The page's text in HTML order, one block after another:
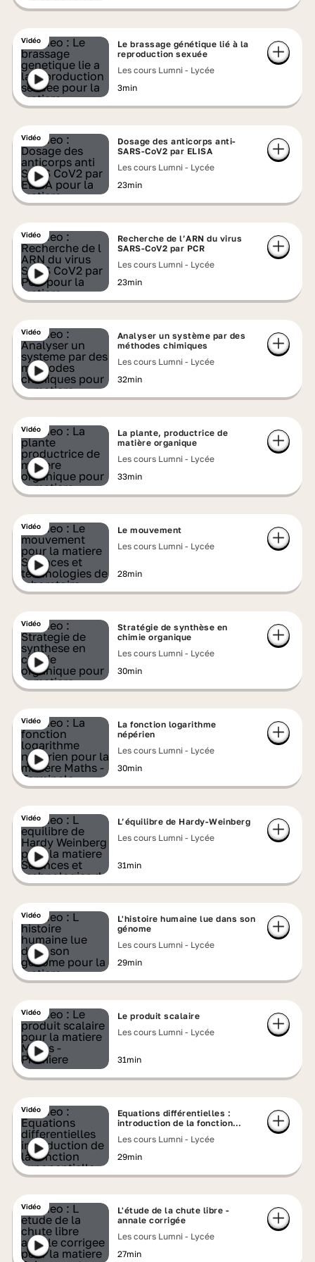
Vidéo
Le brassage génétique lié à la
reproduction sexuée
Les cours Lumni - Lycée
3min
Vidéo
Dosage des anticorps anti-
SARS-CoV2 par ELISA
Les cours Lumni - Lycée
23min
Vidéo
Recherche de l’ARN du virus
SARS-CoV2 par PCR
Les cours Lumni - Lycée
23min
Vidéo
Analyser un système par des
méthodes chimiques
Les cours Lumni - Lycée
32min
Vidéo
La plante, productrice de
matière organique
Les cours Lumni - Lycée
33min
Vidéo
Le mouvement
Les cours Lumni - Lycée
28min
Vidéo
Stratégie de synthèse en
chimie organique
Les cours Lumni - Lycée
30min
Vidéo
La fonction logarithme
népérien
Les cours Lumni - Lycée
30min
Vidéo
L’équilibre de Hardy-Weinberg
Les cours Lumni - Lycée
31min
Vidéo
L'histoire humaine lue dans son
génome
Les cours Lumni - Lycée
29min
Vidéo
Le produit scalaire
Les cours Lumni - Lycée
31min
Vidéo
Equations différentielles :
introduction de la fonction
Les cours Lumni - Lycée
29min
Vidéo
L'étude de la chute libre -
annale corrigée
Les cours Lumni - Lycée
27min